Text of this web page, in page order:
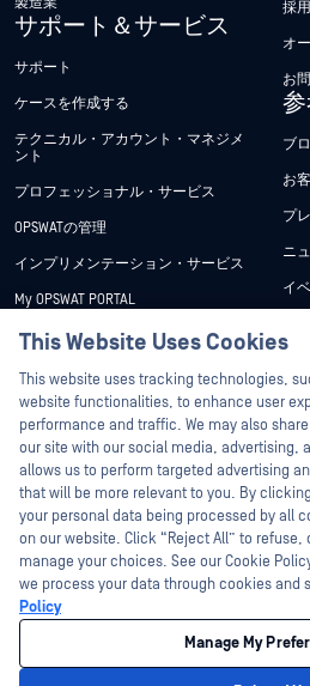
製造業
サポート＆サービス
サポート
ケースを作成する
テクニカル・アカウント・マネジメ
ント
プロフェッショナル・サービス
OPSWATの管理
インプリメンテーション・サービス
My OPSWAT PORTAL
技術文書
トレーニング
脆弱性対策プログラム
パートナー
認証
テクノロジー・パートナー
OPSWAT チャネル パートナー
採
オ
お
ブ
お
プ
ニ
イ
ホ
無
©2026OPSWAT . All rights reserved.OPSWAT、
MetaAccess、OPSWAT 、Trust no File. Trust
World's Critical Infrastructure、Deep CDR™
DFI、RetroHunt、Deep File Inspection、および
です。第三者の商標は、それぞれの所有者の
This Website Uses Cookies
This website uses tracking technologies,
website functionalities, to enhance user
performance and traffic. We may also
our site with our social media, advertising,
allows us to perform targeted advertising
that will be more relevant to you. By
your personal data being processed by all
on our website. Click “Reject All” to refuse,
manage your choices. See our Cookie
we process your data through cookies and
Policy
Manage My
Hey there!
I'm Ozzy, your
How can I help
today?